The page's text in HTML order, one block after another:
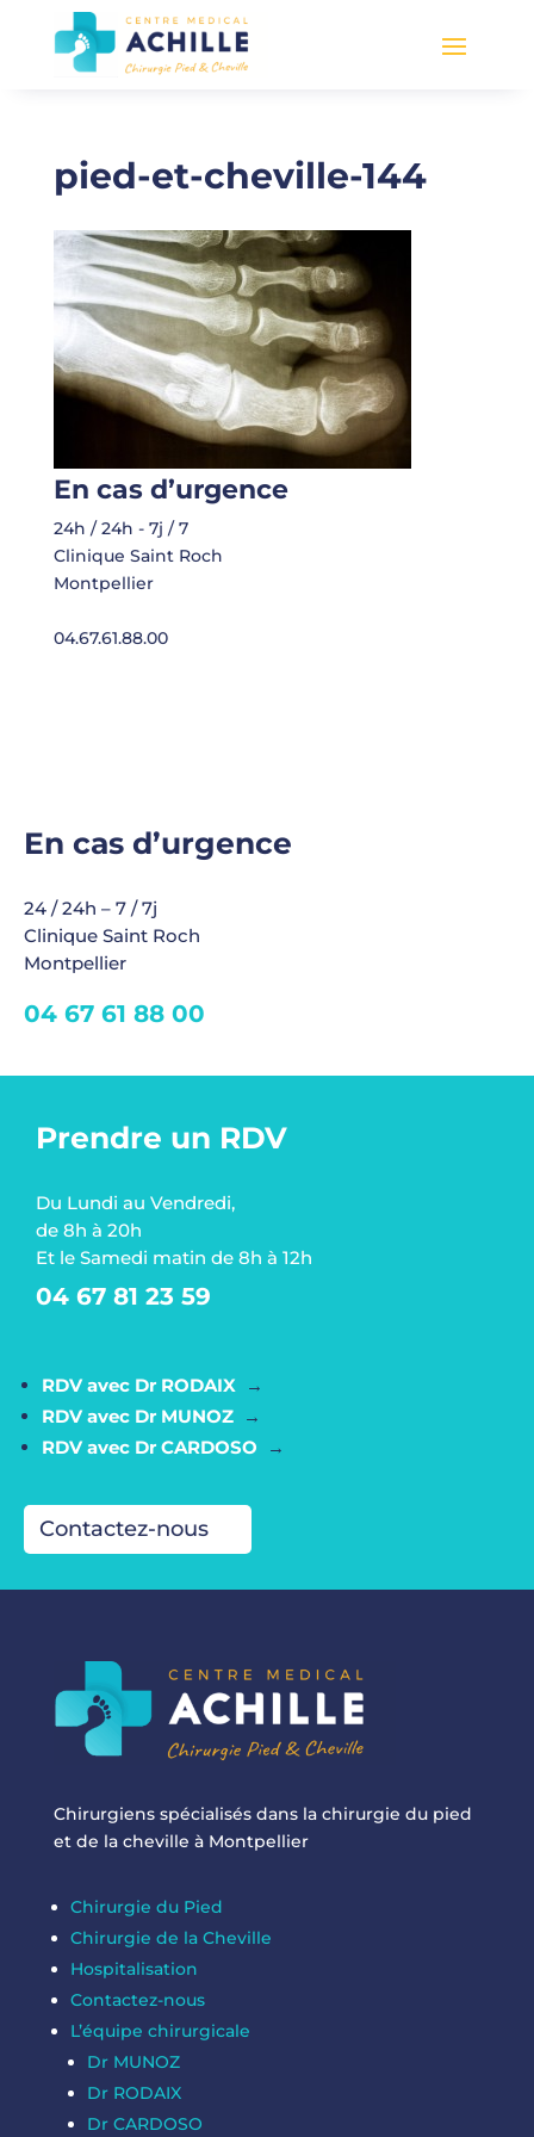
pied-et-cheville-144
En cas d’urgence
24h / 24h - 7j / 7
Clinique Saint Roch
Montpellier
04.67.61.88.00
En cas d’urgence
24 / 24h – 7 / 7j
Clinique Saint Roch
Montpellier
04 67 61 88 00
Prendre un RDV
Du Lundi au Vendredi,
de 8h à 20h
Et le Samedi matin de 8h à 12h
04 67 81 23 59
RDV avec Dr RODAIX →
RDV avec Dr MUNOZ →
RDV avec Dr CARDOSO →
Contactez-nous
Chirurgiens spécialisés dans la chirurgie du pied
et de la cheville à Montpellier
Chirurgie du Pied
Chirurgie de la Cheville
Hospitalisation
Contactez-nous
L’équipe chirurgicale
Dr MUNOZ
Dr RODAIX
Dr CARDOSO